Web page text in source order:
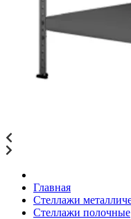
Главная
Стеллажи
Стеллажи полочные